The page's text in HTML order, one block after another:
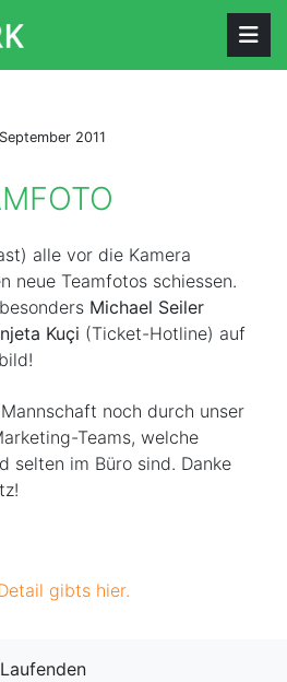
2011
alle vor die Kamera
neue Teamfotos schiessen.
Michael Seiler
Kuçi (Ticket-Hotline) auf
noch durch unser
Teams, welche
selten im Büro sind. Danke
gibts hier.